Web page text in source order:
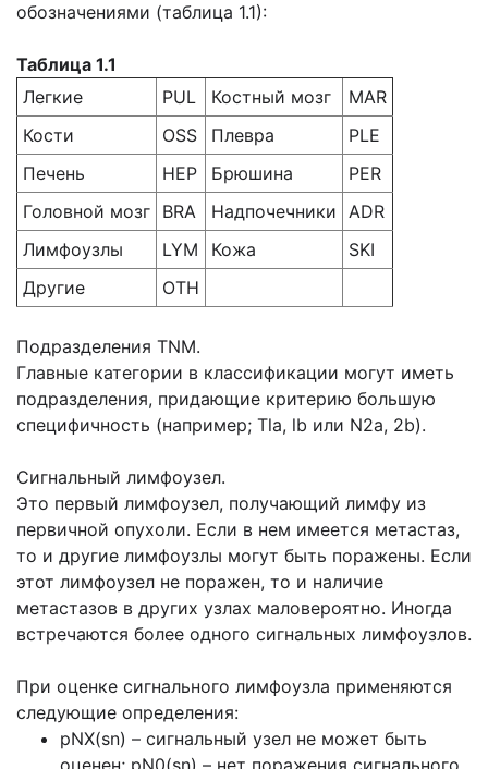
обозначениями (таблица 1.1):
Таблица 1.1
Легкие
PUL Костный мозг
MAR
Кости
OSS Плевра
PLE
Печень
HEP Брюшина
PER
Головной мозг BRA Надпочечники ADR
Лимфоузлы
LYM Кожа
SKI
Другие
ОТН
Подразделения TNM.
Главные категории в классификации могут иметь
подразделения, придающие критерию большую
специфичность (например; Tla, lb или N2a, 2b).
Сигнальный лимфоузел.
Это первый лимфоузел, получающий лимфу из
первичной опухоли. Если в нем имеется метастаз,
то и другие лимфоузлы могут быть поражены. Если
этот лимфоузел не поражен, то и наличие
метастазов в других узлах маловероятно. Иногда
встречаются более одного сигнальных лимфоузлов.
При оценке сигнального лимфоузла применяются
следующие определения:
pNX(sn) – сигнальный узел не может быть
оценен; pN0(sn) – нет поражения сигнального